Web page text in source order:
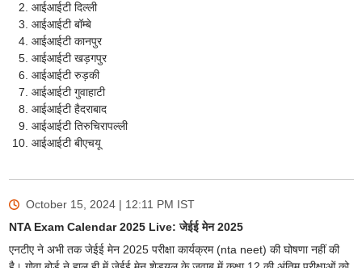
आईआईटी दिल्ली
आईआईटी बॉम्बे
आईआईटी कानपुर
आईआईटी खड़गपुर
आईआईटी रुड़की
आईआईटी गुवाहाटी
आईआईटी हैदराबाद
आईआईटी तिरुचिरापल्ली
आईआईटी बीएचयू
October 15, 2024 | 12:11 PM IST
NTA Exam Calendar 2025 Live: जेईई मेन 2025
एनटीए ने अभी तक जेईई मेन 2025 परीक्षा कार्यक्रम (nta neet) की घोषणा नहीं की